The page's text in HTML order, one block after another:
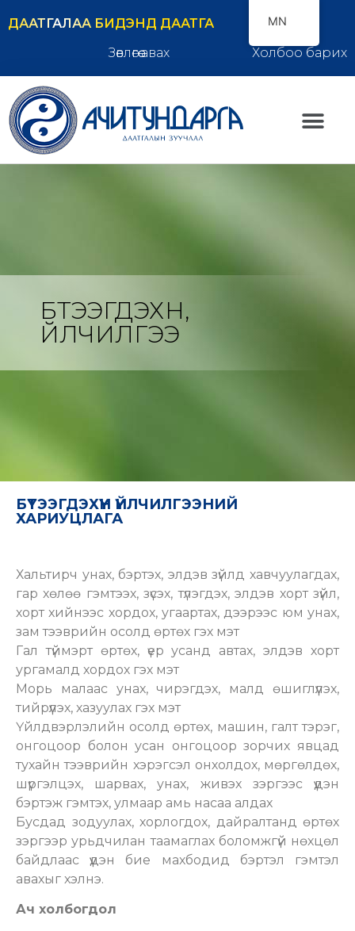
ДААТГАЛАА БИДЭНД ДААТГА
Зөвлөгөө авах
Холбоо барих
БҮТЭЭГДЭХҮҮН,
ҮЙЛЧИЛГЭЭ
БҮТЭЭГДЭХҮҮН ҮЙЛЧИЛГЭЭНИЙ
ХАРИУЦЛАГА
Хальтирч унах, бэртэх, элдэв зүйлд хавчуулагдах,
гар хөлөө гэмтээх, зүсэх, түлэгдэх, элдэв хорт зүйл,
хорт хийнээс хордох, угаартах, дээрээс юм унах,
зам тээврийн осолд өртөх гэх мэт
Гал түймэрт өртөх, үер усанд автах, элдэв хорт
ургамалд хордох гэх мэт
Морь малаас унах, чирэгдэх, малд өшиглүүлэх,
тийрүүлэх, хазуулах гэх мэт
Үйлдвэрлэлийн осолд өртөх, машин, галт тэрэг,
онгоцоор болон усан онгоцоор зорчих явцад
тухайн тээврийн хэрэгсэл онхолдох, мөргөлдөх,
шүргэлцэх, шарвах, унах, живэх зэргээс үүдэн
бэртэж гэмтэх, улмаар амь насаа алдах
Бусдад зодуулах, хорлогдох, дайралтанд өртөх
зэргээр урьдчилан таамаглах боломжгүй нөхцөл
байдлаас үүдэн бие махбодид бэртэл гэмтэл
авахыг хэлнэ.
Ач холбогдол
MN